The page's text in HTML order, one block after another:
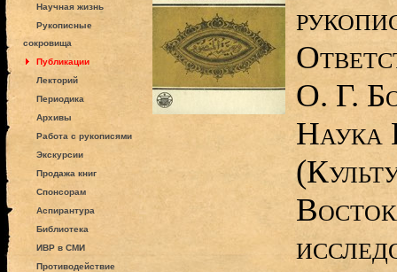
Научная жизнь
Рукописные
сокровища
Публикации
Лекторий
Периодика
Архивы
Работа с рукописями
Экскурсии
Продажа книг
Спонсорам
Аспирантура
Библиотека
ИВР в СМИ
Противодействие
О. Г.
Наука